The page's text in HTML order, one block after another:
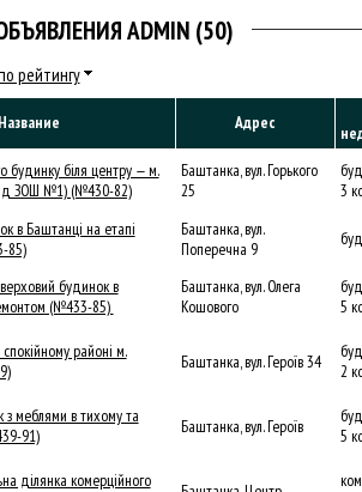
ADMIN (50)
рейтингу
Название Адрес
будинку біля центру — м.
ЗОШ №1) (№430-82)
Баштанка, вул. Горького
25
3
в Баштанці на етапі
85)
Баштанка, вул.
Поперечна 9
будинок в
(№433-85)
Баштанка, вул. Олега
Кошового
5
районі м.
Баштанка, вул. Героїв 34
2
меблями в тихому та
91)
Баштанка, вул. Героїв
5
ділянка комерційного